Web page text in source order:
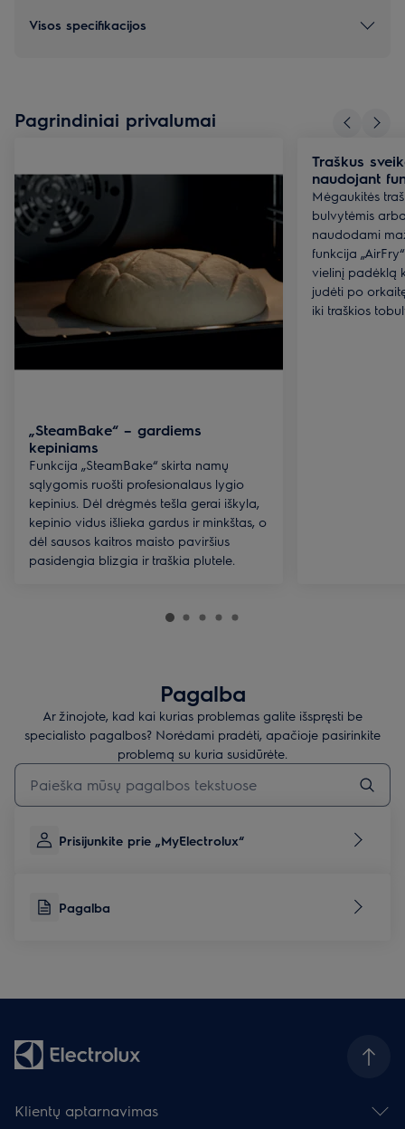
Visos specifikacijos
Pagrindiniai privalumai
„SteamBake“ – gardiems
kepiniams
Funkcija „SteamBake“ skirta namų
sąlygomis ruošti profesionalaus lygio
kepinius. Dėl drėgmės tešla gerai iškyla,
kepinio vidus išlieka gardus ir minkštas, o
dėl sausos kaitros maisto paviršius
pasidengia blizgia ir traškia plutele.
Traškus
naudojant
Mėgaukitės
bulvytėmis
naudodami
funkcija
vielinį padėklą
judėti po
iki traškios
Pagalba
Ar žinojote, kad kai kurias problemas galite išspręsti be
specialisto pagalbos? Norėdami pradėti, apačioje pasirinkite
problemą su kuria susidūrėte.
Įveskite tekstą, jei norite ieškoti pagalbinių straipsnių
Prisijunkite prie „MyElectrolux“
Pagalba
Klientų aptarnavimas